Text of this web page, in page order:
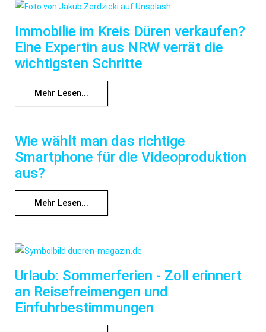
Immobilie im Kreis Düren verkaufen?
Eine Expertin aus NRW verrät die
wichtigsten Schritte
Mehr Lesen...
Wie wählt man das richtige
Smartphone für die Videoproduktion
aus?
Mehr Lesen...
Urlaub: Sommerferien - Zoll erinnert
an Reisefreimengen und
Einfuhrbestimmungen